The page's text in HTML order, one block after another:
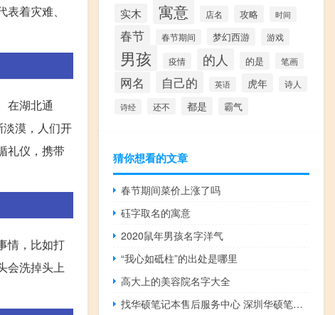
着灾难、
在湖北通
漠，人们开
礼仪，携带
情，比如打
会洗掉头上
实木 寓意 店名 攻略 时间
春节 春节期间 梦幻西游 游戏
男孩 疫情 的人 的是 笔画
网名 自己的 英语 虎年
诗人
诗经
还不 都是 霸气
猜你想看的文章
春节期间菜价上涨了吗
砡字取名的寓意
2020鼠年男孩名字洋气
“我心如砥柱”的出处是哪里
高大上的美容院名字大全
找华硕笔记本售后服务中心 深圳华硕笔记本维修